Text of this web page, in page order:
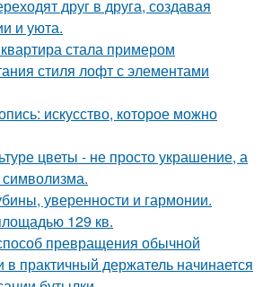
друг в друга, создавая
и уюта.
стала примером
стиля лофт с элементами
искусство, которое можно
цветы - не просто украшение, а
символизма.
уверенности и гармонии.
129 кв.
превращения обычной
в практичный держатель начинается